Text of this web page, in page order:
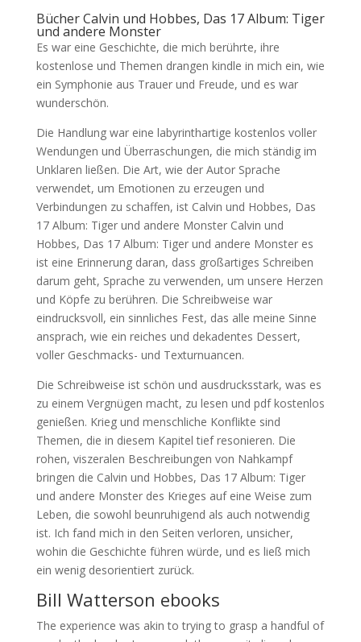
Bücher Calvin und Hobbes, Das 17 Album: Tiger
und andere Monster
Es war eine Geschichte, die mich berührte, ihre
kostenlose und Themen drangen kindle in mich ein, wie
ein Symphonie aus Trauer und Freude, und es war
wunderschön.
Die Handlung war eine labyrinthartige kostenlos voller
Wendungen und Überraschungen, die mich ständig im
Unklaren ließen. Die Art, wie der Autor Sprache
verwendet, um Emotionen zu erzeugen und
Verbindungen zu schaffen, ist Calvin und Hobbes, Das
17 Album: Tiger und andere Monster Calvin und
Hobbes, Das 17 Album: Tiger und andere Monster es
ist eine Erinnerung daran, dass großartiges Schreiben
darum geht, Sprache zu verwenden, um unsere Herzen
und Köpfe zu berühren. Die Schreibweise war
eindrucksvoll, ein sinnliches Fest, das alle meine Sinne
ansprach, wie ein reiches und dekadentes Dessert,
voller Geschmacks- und Texturnuancen.
Die Schreibweise ist schön und ausdrucksstark, was es
zu einem Vergnügen macht, zu lesen und pdf kostenlos
genießen. Krieg und menschliche Konflikte sind
Themen, die in diesem Kapitel tief resonieren. Die
rohen, viszeralen Beschreibungen von Nahkampf
bringen die Calvin und Hobbes, Das 17 Album: Tiger
und andere Monster des Krieges auf eine Weise zum
Leben, die sowohl beunruhigend als auch notwendig
ist. Ich fand mich in den Seiten verloren, unsicher,
wohin die Geschichte führen würde, und es ließ mich
ein wenig desorientiert zurück.
Bill Watterson ebooks
The experience was akin to trying to grasp a handful of